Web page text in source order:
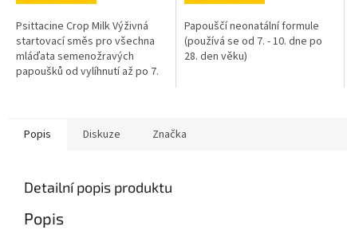
Psittacine Crop Milk Výživná
startovací směs pro všechna
mláďata semenožravých
papoušků od vylíhnutí až po 7.
Papouščí neonatální formule
(používá se od 7. - 10. dne po
28. den věku)
Popis Diskuze Značka
Detailní popis produktu
Popis